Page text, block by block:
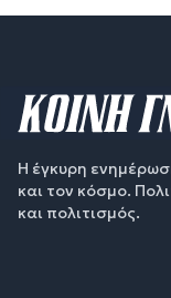
Η έγκυρη
και τον κόσμο.
και πολιτισμός.